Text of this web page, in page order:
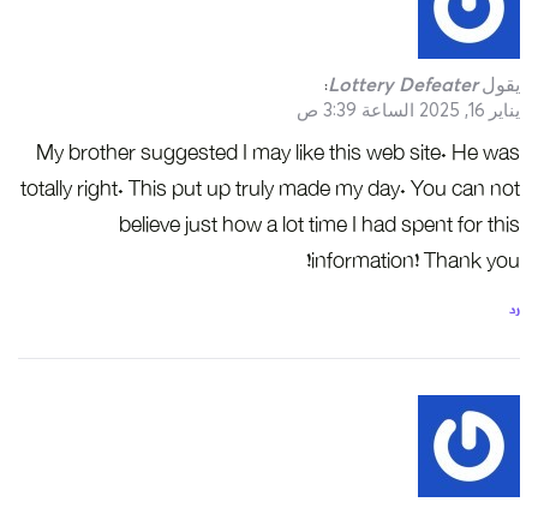
يقول Lottery Defeater
:
يناير 16, 2025 الساعة 3:39 ص
My brother suggested I may like this web site. He was
totally right. This put up truly made my day. You can not
believe just how a lot time I had spent for this
information! Thank you!
رد